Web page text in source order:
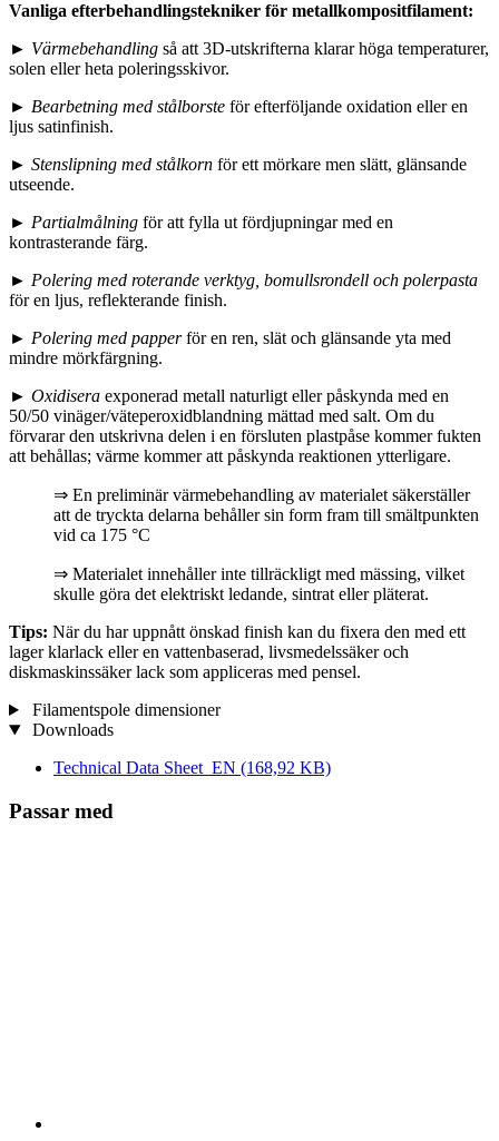
Vanliga efterbehandlingstekniker för metallkompositfilament:
► Värmebehandling så att 3D-utskrifterna klarar höga temperaturer,
solen eller heta poleringsskivor.
► Bearbetning med stålborste för efterföljande oxidation eller en
ljus satinfinish.
► Stenslipning med stålkorn för ett mörkare men slätt, glänsande
utseende.
► Partialmålning för att fylla ut fördjupningar med en
kontrasterande färg.
► Polering med roterande verktyg, bomullsrondell och polerpasta
för en ljus, reflekterande finish.
► Polering med papperför en ren, slät och glänsande yta med
mindre mörkfärgning.
► Oxidisera exponerad metall naturligt eller påskynda med en
50/50 vinäger/väteperoxidblandning mättad med salt. Om du
förvarar den utskrivna delen i en försluten plastpåse kommer fukten
att behållas; värme kommer att påskynda reaktionen ytterligare.
⇒ En preliminär värmebehandling av materialet säkerställer
att de tryckta delarna behåller sin form fram till smältpunkten
vid ca 175 °C
⇒ Materialet innehåller inte tillräckligt med mässing, vilket
skulle göra det elektriskt ledande, sintrat eller pläterat.
Tips: När du har uppnått önskad finish kan du fixera den med ett
lager klarlack eller en vattenbaserad, livsmedelssäker och
diskmaskinssäker lack som appliceras med pensel.
Filamentspole dimensioner
Downloads
Technical Data Sheet_EN (168,92 KB)
Passar med